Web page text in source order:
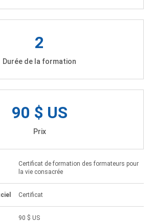
2
Durée de la formation
90 $ US
Prix
Certificat de formation des formateurs pour
la vie consacrée
Certificat
90 $ US